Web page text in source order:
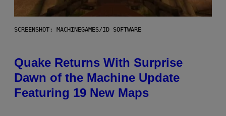
SCREENSHOT: MACHINEGAMES/ID SOFTWARE
Quake Returns With Surprise
Dawn of the Machine Update
Featuring 19 New Maps